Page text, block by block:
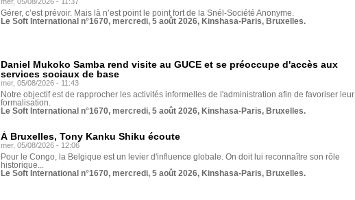
Gérer, c’est prévoir. Mais là n’est point le point fort de la Snél-Société Anonyme.
Le Soft International n°1670, mercredi, 5 août 2026, Kinshasa-Paris, Bruxelles.
Daniel Mukoko Samba rend visite au GUCE et se préoccupe d'accès aux
services sociaux de base
mer, 05/08/2026 - 11:43
Notre objectif est de rapprocher les activités informelles de l'administration afin de favoriser leur
formalisation.
Le Soft International n°1670, mercredi, 5 août 2026, Kinshasa-Paris, Bruxelles.
À Bruxelles, Tony Kanku Shiku écoute
mer, 05/08/2026 - 12:06
Pour le Congo, la Belgique est un levier d'influence globale. On doit lui reconnaître son rôle
historique...
Le Soft International n°1670, mercredi, 5 août 2026, Kinshasa-Paris, Bruxelles.